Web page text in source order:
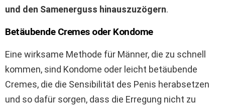
und den Samenerguss hinauszuzögern.
Betäubende Cremes oder Kondome
Eine wirksame Methode für Männer, die zu schnell
kommen, sind Kondome oder leicht betäubende
Cremes, die die Sensibilität des Penis herabsetzen
und so dafür sorgen, dass die Erregung nicht zu